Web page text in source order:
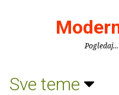
Sve teme